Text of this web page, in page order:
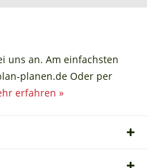
uns an. Am einfachsten
planen.de Oder per
erfahren »